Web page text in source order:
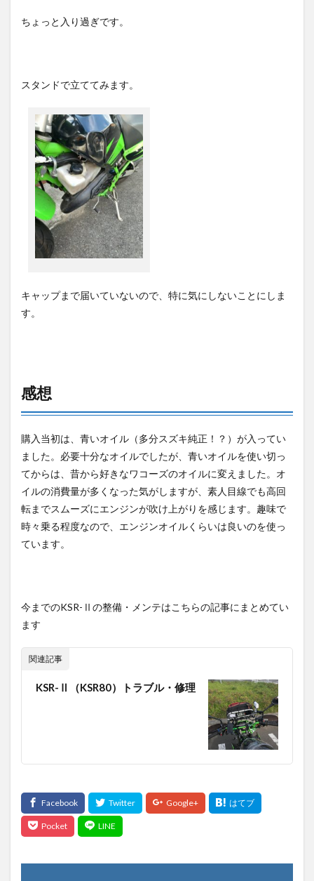
ちょっと入り過ぎです。
スタンドで立ててみます。
キャップまで届いていないので、特に気にしないことにしま
す。
感想
購入当初は、青いオイル（多分スズキ純正！？）が入ってい
ました。必要十分なオイルでしたが、青いオイルを使い切っ
てからは、昔から好きなワコーズのオイルに変えました。オ
イルの消費量が多くなった気がしますが、素人目線でも高回
転までスムーズにエンジンが吹け上がりを感じます。趣味で
時々乗る程度なので、エンジンオイルくらいは良いのを使っ
ています。
今までのKSR-Ⅱの整備・メンテはこちらの記事にまとめてい
ます
関連記事
KSR-Ⅱ（KSR80）トラブル・修理